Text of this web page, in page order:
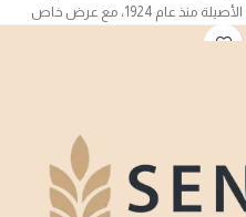
الأصيلة منذ عام 1924، مع عرض خاص
يمنحك 20% كمية إضافية مجانًا.